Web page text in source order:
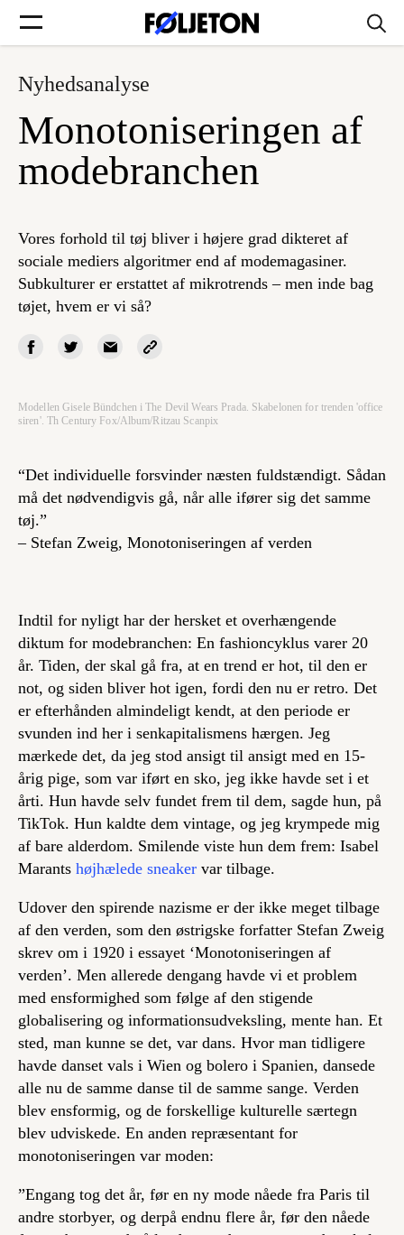
Forsider
Føljetoner
Søg
Min side
Nyhedsanalyse
Monotoniseringen af
modebranchen
Vores forhold til tøj bliver i højere grad dikteret af
sociale mediers algoritmer end af modemagasiner.
Subkulturer er erstattet af mikrotrends – men inde bag
tøjet, hvem er vi så?
Modellen Gisele Bündchen i The Devil Wears Prada. Skabelonen for trenden 'office
siren'. Th Century Fox/Album/Ritzau Scanpix
“Det individuelle forsvinder næsten fuldstændigt. Sådan
må det nødvendigvis gå, når alle ifører sig det samme
tøj.”
– Stefan Zweig, Monotoniseringen af verden
Indtil for nyligt har der hersket et overhængende
diktum for modebranchen: En fashioncyklus varer 20
år. Tiden, der skal gå fra, at en trend er hot, til den er
not, og siden bliver hot igen, fordi den nu er retro. Det
er efterhånden almindeligt kendt, at den periode er
svunden ind her i senkapitalismens hærgen. Jeg
mærkede det, da jeg stod ansigt til ansigt med en 15-
årig pige, som var iført en sko, jeg ikke havde set i et
årti. Hun havde selv fundet frem til dem, sagde hun, på
TikTok. Hun kaldte dem vintage, og jeg krympede mig
af bare alderdom. Smilende viste hun dem frem: Isabel
Marants højhælede sneaker var tilbage.
Udover den spirende nazisme er der ikke meget tilbage
af den verden, som den østrigske forfatter Stefan Zweig
skrev om i 1920 i essayet ‘Monotoniseringen af
verden’. Men allerede dengang havde vi et problem
med ensformighed som følge af den stigende
globalisering og informationsudveksling, mente han. Et
sted, man kunne se det, var dans. Hvor man tidligere
havde danset vals i Wien og bolero i Spanien, dansede
alle nu de samme danse til de samme sange. Verden
blev ensformig, og de forskellige kulturelle særtegn
blev udviskede. En anden repræsentant for
monotoniseringen var moden:
”Engang tog det år, før en ny mode nåede fra Paris til
andre storbyer, og derpå endnu flere år, før den nåede